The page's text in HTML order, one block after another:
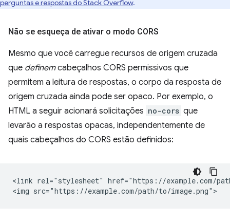
perguntas e respostas do Stack Overflow.
Não se esqueça de ativar o modo CORS
Mesmo que você carregue recursos de origem cruzada
que definemcabeçalhos CORS permissivos que
permitem a leitura de respostas, o corpo da resposta de
origem cruzada ainda pode ser opaco. Por exemplo, o
HTML a seguir acionará solicitações no-cors que
levarão a respostas opacas, independentemente de
quais cabeçalhos do CORS estão definidos:
<link rel="stylesheet" href="https://example.com/